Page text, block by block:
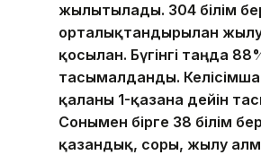
жылытылады. 304 білім
орталықтандырылған
қосылған. Бүгінгі таңда
тасымалданды.
қалғаны 1-қазанға дейін
Сонымен бірге 38 білім
қазандық, сорғы, жылу